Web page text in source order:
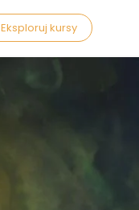
Eksploruj kursy